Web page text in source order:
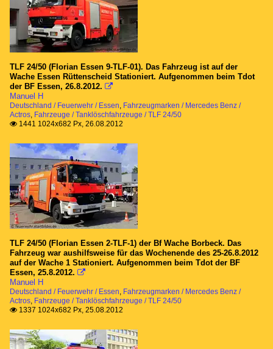
TLF 24/50 (Florian Essen 9-TLF-01). Das Fahrzeug ist auf der
Wache Essen Rüttenscheid Stationiert. Aufgenommen beim Tdot
der BF Essen, 26.8.2012. 
Manuel H
Deutschland / Feuerwehr / Essen, Fahrzeugmarken / Mercedes Benz /
Actros, Fahrzeuge / Tanklöschfahrzeuge / TLF 24/50
 1441 1024x682 Px, 26.08.2012
TLF 24/50 (Florian Essen 2-TLF-1) der Bf Wache Borbeck. Das
Fahrzeug war aushilfsweise für das Wochenende des 25-26.8.2012
auf der Wache 1 Stationiert. Aufgenommen beim Tdot der BF
Essen, 25.8.2012. 
Manuel H
Deutschland / Feuerwehr / Essen, Fahrzeugmarken / Mercedes Benz /
Actros, Fahrzeuge / Tanklöschfahrzeuge / TLF 24/50
 1337 1024x682 Px, 25.08.2012